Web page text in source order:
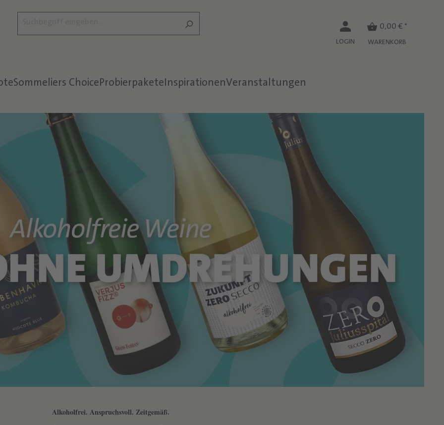
LOGIN
0,00 € *
WARENKORB
Sommeliers ChoiceProbierpaketeInspirationenVeranstaltungen
Alkoholfrei. Anspruchsvoll. Zeitgemäß.